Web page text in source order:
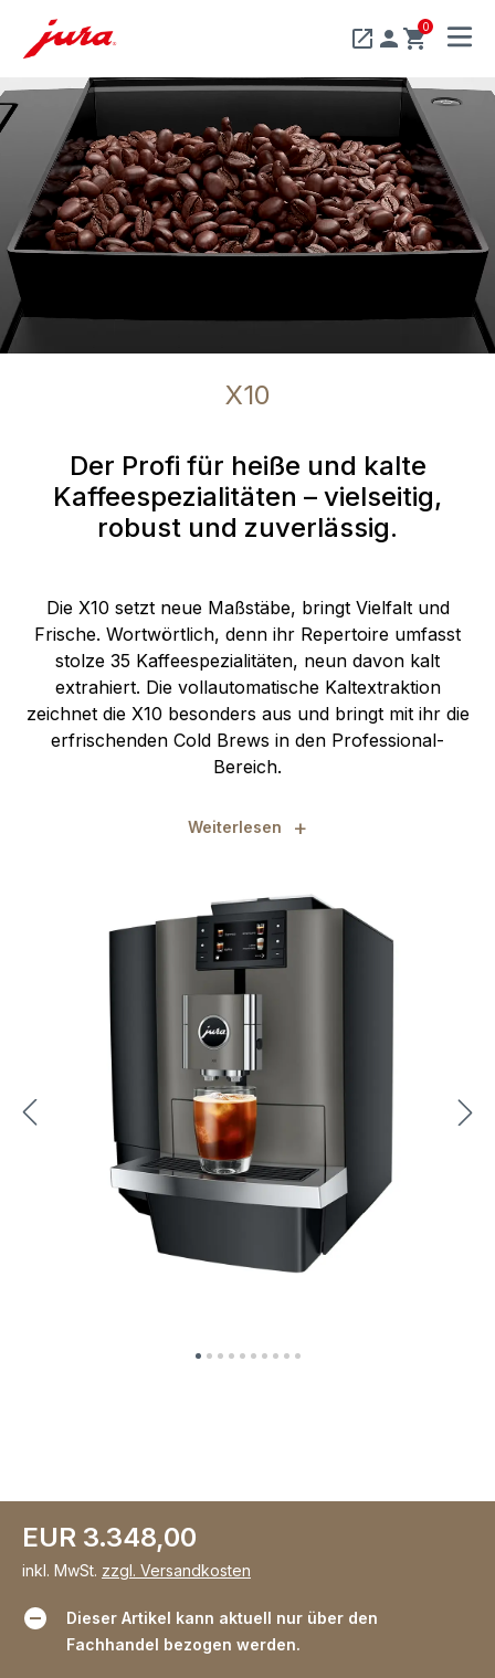
0
MENU
X10
Der Profi für heiße und kalte
Kaffeespezialitäten – vielseitig,
robust und zuverlässig.
Die X10 setzt neue Maßstäbe, bringt Vielfalt und
Frische. Wortwörtlich, denn ihr Repertoire umfasst
stolze 35 Kaffeespezialitäten, neun davon kalt
extrahiert. Die vollautomatische Kaltextraktion
zeichnet die X10 besonders aus und bringt mit ihr die
erfrischenden Cold Brews in den Professional-
Bereich.
Weiterlesen +
EUR 3.348,00
inkl. MwSt. zzgl. Versandkosten
Dieser Artikel kann aktuell nur über den
Fachhandel bezogen werden.